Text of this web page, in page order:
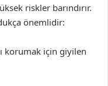
riskler barındırır.
önemlidir:
korumak için giyilen